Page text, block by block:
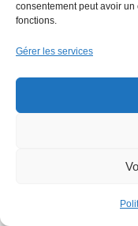
consentement peut avoir
fonctions.
Gérer les services
Faire un